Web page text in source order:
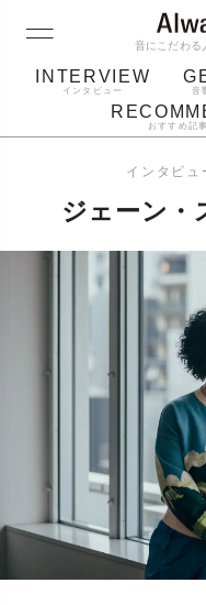
音にこだわる
INTERVIEW
インタビュー 音
おすすめ記事
インタビュ
ジェーン・